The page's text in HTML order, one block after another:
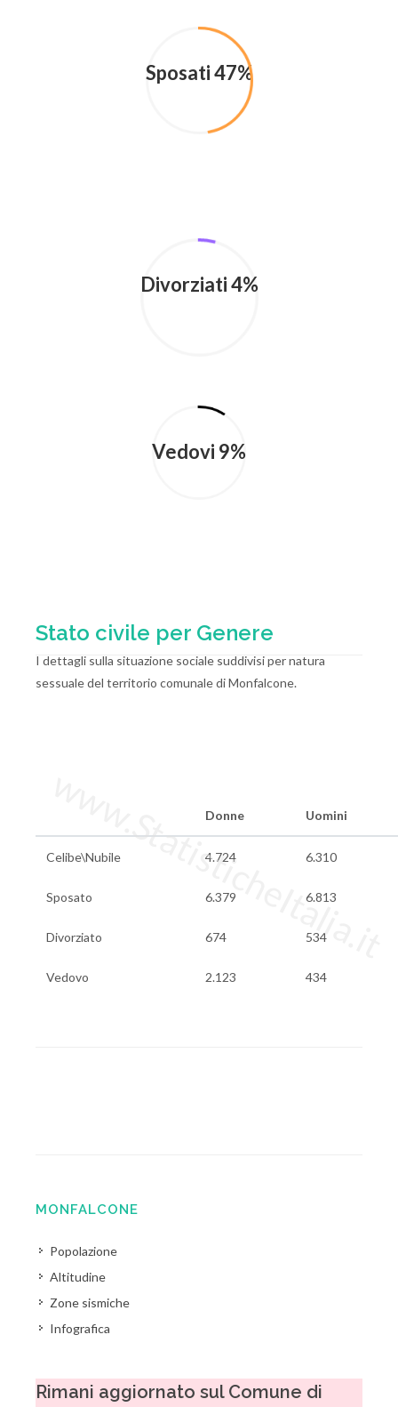
Sposati 47%
Divorziati 4%
Vedovi 9%
Stato civile per Genere
I dettagli sulla situazione sociale suddivisi per natura
sessuale del territorio comunale di Monfalcone.
Donne Uomini
Celibe\Nubile 4.724 6.310
Sposato 6.379 6.813
Divorziato 674 534
Vedovo 2.123 434
www.StatisticheItalia.it
MONFALCONE
Popolazione
Altitudine
Zone sismiche
Infografica
Rimani aggiornato sul Comune di